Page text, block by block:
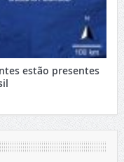
estão presentes